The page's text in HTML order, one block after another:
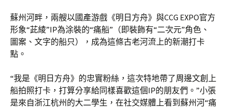
蘇州河畔，兩艘以國產游戲《明日方舟》與CCG EXPO官方
形象“茈綾”IP為涂裝的“痛船”（即裝飾有“二次元”角色、
圖案、文字的船只），成為這條古老河流上的新潮打卡
點。
“我是《明日方舟》的忠實粉絲，這次特地帶了周邊文創上
船拍照打卡，打算分享給同樣喜歡這個IP的朋友們。”小張
是來自浙江杭州的大二學生，在社交媒體上看到蘇州河“痛